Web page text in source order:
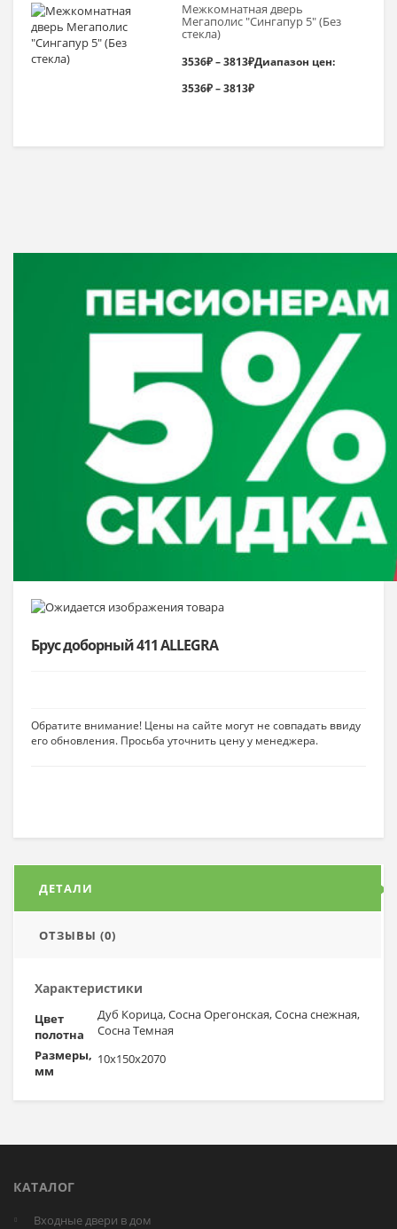
Межкомнатная дверь
Мегаполис "Сингапур 5" (Без
стекла)
3536₽–3813₽Диапазон цен:
3536₽ – 3813₽
Брус доборный 411 ALLEGRA
Обратите внимание! Цены на сайте могут не совпадать ввиду
его обновления. Просьба уточнить цену у менеджера.
ДЕТАЛИ
ОТЗЫВЫ (0)
Характеристики
Цвет
полотна
Дуб Корица, Сосна Орегонская, Сосна снежная,
Сосна Темная
Размеры,
мм
10x150x2070
КАТАЛОГ
Входные двери в дом